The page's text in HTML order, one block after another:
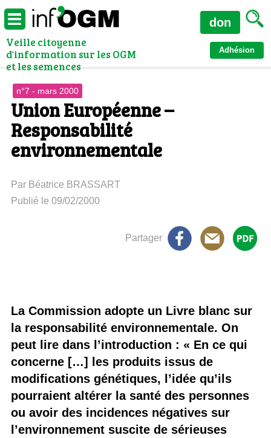
Veille citoyenne
d'information sur les OGM
et les semences
Adhésion
don
n°7 - mars 2000
Union Européenne –
Responsabilité
environnementale
Par Béatrice BRASSART
Publié le 09/02/2000
Partager
La Commission adopte un Livre blanc sur
la responsabilité environnementale. On
peut lire dans l’introduction : « En ce qui
concerne […] les produits issus de
modifications génétiques, l’idée qu’ils
pourraient altérer la santé des personnes
ou avoir des incidences négatives sur
l’environnement suscite de sérieuses